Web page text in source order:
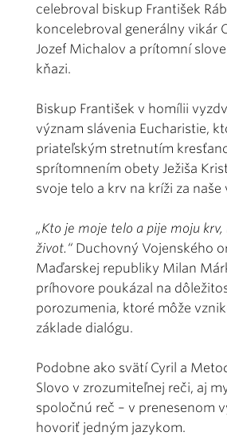
celebroval biskup František
koncelebroval generálny vikár
Jozef Michalov a prítomní
kňazi.
Biskup František v homílii
význam slávenia Eucharistie,
priateľským stretnutím
sprítomnením obety Ježiša
svoje telo a krv na kríži za naše
„Kto je moje telo a pije moju
život.“ Duchovný Vojenského
Maďarskej republiky Milan
príhovore poukázal na
porozumenia, ktoré môže
základe dialógu.
Podobne ako svätí Cyril a
Slovo v zrozumiteľnej reči, aj
spoločnú reč – v prenesenom
hovoriť jedným jazykom.